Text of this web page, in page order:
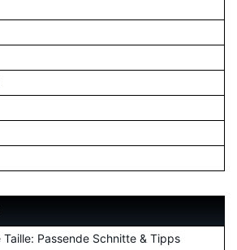
Passende Schnitte & Tipps